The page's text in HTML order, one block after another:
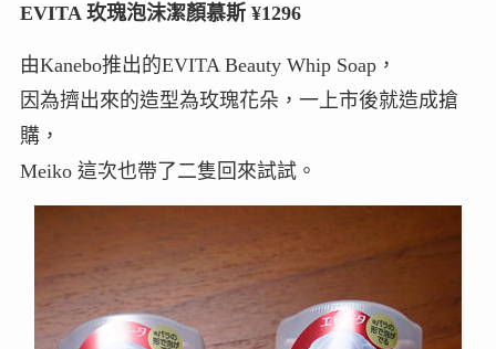
EVITA 玫瑰泡沫潔顏慕斯 ¥1296
由Kanebo推出的EVITA Beauty Whip Soap，
因為擠出來的造型為玫瑰花朵，一上市後就造成搶
購，
Meiko 這次也帶了二隻回來試試。